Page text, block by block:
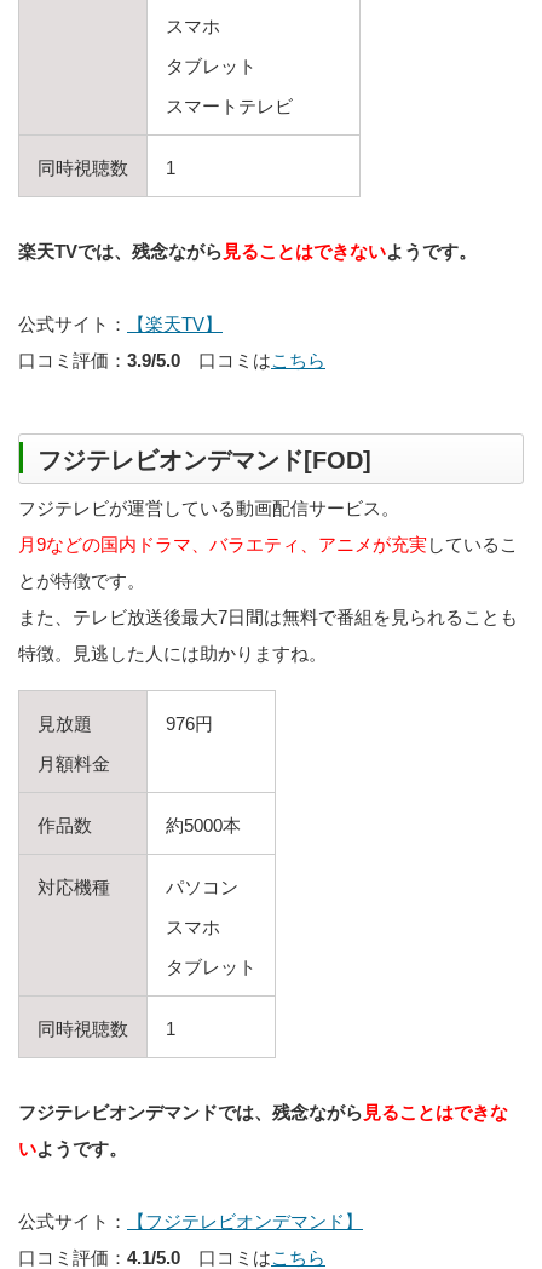
スマホ
タブレット
スマートテレビ
同時視聴数 1
楽天TVでは、残念ながら 見ることはできないようです。
公式サイト：
【楽天TV】
口コミ評価： 3.9/5.0 口コミはこちら
フジテレビオンデマンド[FOD]
フジテレビが運営している動画配信サービス。
月9などの国内ドラマ、バラエティ、アニメが充実しているこ
とが特徴です。
また、テレビ放送後最大7日間は無料で番組を見られることも
特徴。見逃した人には助かりますね。
見放題
月額料金
976円
作品数 約5000本
対応機種
パソコン
スマホ
タブレット
同時視聴数 1
フジテレビオンデマンドでは、残念ながら 見ることはできな
いようです。
公式サイト：
【フジテレビオンデマンド】
口コミ評価： 4.1/5.0 口コミはこちら